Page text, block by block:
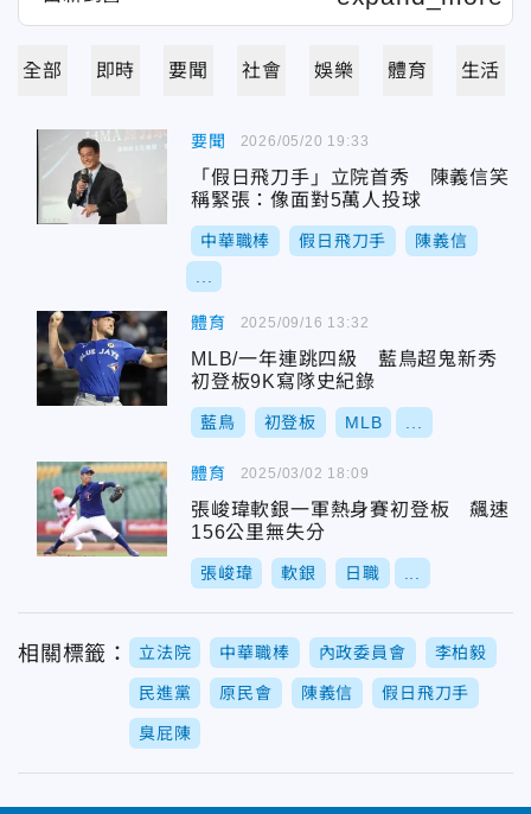
全部 即時 要聞 社會 娛樂 體育 生活
要聞
「假日飛刀手」立院首秀 陳義信笑
稱緊張：像面對5萬人投球
中華職棒 假日飛刀手 陳義信
2026/05/20 19:33
體育
MLB/一年連跳四級 藍鳥超鬼新秀
初登板9K寫隊史紀錄
藍鳥 初登板 MLB
2025/09/16 13:32
體育
張峻瑋軟銀一軍熱身賽初登板 飆速
156公里無失分
張峻瑋 軟銀 日職
2025/03/02 18:09
相關標籤： 立法院 中華職棒 內政委員會 李柏毅
民進黨 原民會 陳義信 假日飛刀手
臭屁陳